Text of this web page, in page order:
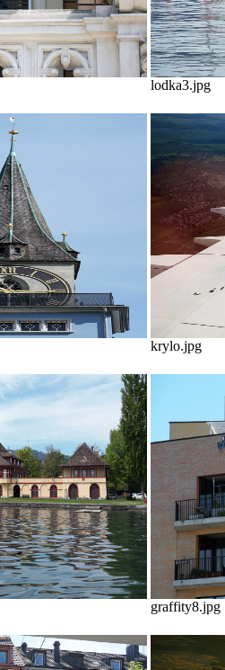
lodka3.jpg
krylo.jpg
graffity8.jpg